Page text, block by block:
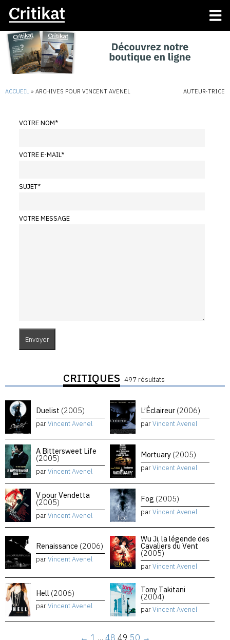
ACCUEIL » ARCHIVES POUR VINCENT AVENEL AUTEUR·TRICE
VOTRE NOM*
VOTRE E-MAIL*
SUJET*
VOTRE MESSAGE
CRITIQUES 497 résultats
Duelist (2005)
parVincent Avenel
L’Éclaireur (2006)
parVincent Avenel
A Bittersweet Life
(2005)
parVincent Avenel
Mortuary (2005)
parVincent Avenel
V pour Vendetta
(2005)
parVincent Avenel
Fog (2005)
parVincent Avenel
Renaissance (2006)
parVincent Avenel
Wu Ji, la légende des
Cavaliers du Vent
(2005)
parVincent Avenel
Hell (2006)
parVincent Avenel
Tony Takitani
(2004)
parVincent Avenel
← 1 … 48 49 50 →